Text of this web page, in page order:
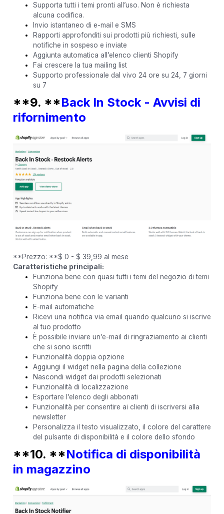
Supporta tutti i temi pronti all’uso. Non è richiesta
alcuna codifica.
Invio istantaneo di e-mail e SMS
Rapporti approfonditi sui prodotti più richiesti, sulle
notifiche in sospeso e inviate
Aggiunta automatica all’elenco clienti Shopify
Fai crescere la tua mailing list
Supporto professionale dal vivo 24 ore su 24, 7 giorni
su 7
**9. **Back In Stock - Avvisi di
rifornimento
**Prezzo: **$ 0 - $ 39,99 al mese
Caratteristiche principali:
Funziona bene con quasi tutti i temi del negozio di temi
Shopify
Funziona bene con le varianti
E-mail automatiche
Ricevi una notifica via email quando qualcuno si iscrive
al tuo prodotto
È possibile inviare un’e-mail di ringraziamento ai clienti
che si sono iscritti
Funzionalità doppia opzione
Aggiungi il widget nella pagina della collezione
Nascondi widget dai prodotti selezionati
Funzionalità di localizzazione
Esportare l’elenco degli abbonati
Funzionalità per consentire ai clienti di iscriversi alla
newsletter
Personalizza il testo visualizzato, il colore del carattere
del pulsante di disponibilità e il colore dello sfondo
**10. **Notifica di disponibilità
in magazzino